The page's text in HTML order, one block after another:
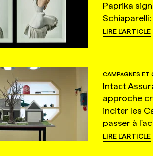
Paprika
LIRE L'ARTICLE
CAMPAGNES ET
Intact
approche
inciter les
passer à
LIRE L'ARTICLE